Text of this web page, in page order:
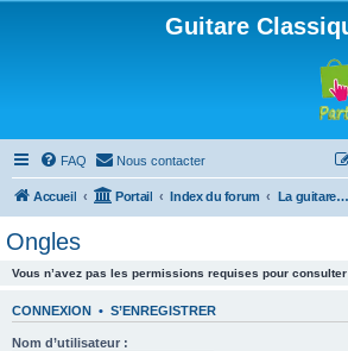
Guitare
FAQ Nous contacter
Accueil Portail Index du forum La guitare : instrument, cours et théorie
Ongles
Vous n’avez pas les permissions requises pour
CONNEXION • S’ENREGISTRER
Nom d’utilisateur :